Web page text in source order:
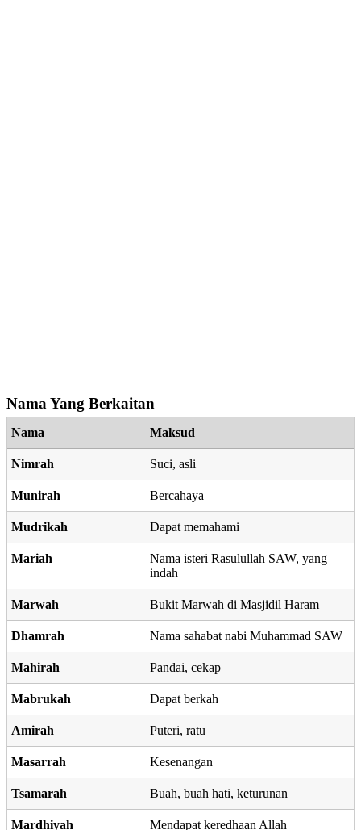
Nama Yang Berkaitan
Nama Maksud
Nimrah Suci, asli
Munirah Bercahaya
Mudrikah Dapat memahami
Mariah
Nama isteri Rasulullah SAW, yang
indah
Marwah Bukit Marwah di Masjidil Haram
Dhamrah Nama sahabat nabi Muhammad SAW
Mahirah Pandai, cekap
Mabrukah Dapat berkah
Amirah Puteri, ratu
Masarrah Kesenangan
Tsamarah Buah, buah hati, keturunan
Mardhiyah Mendapat keredhaan Allah